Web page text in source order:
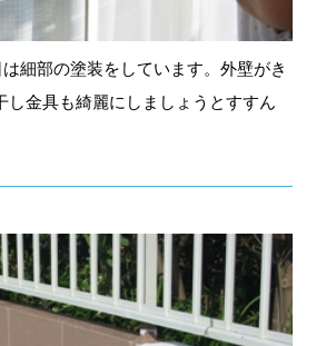
細部の塗装をしています。外壁がき
金具も綺麗にしましょうとすすん